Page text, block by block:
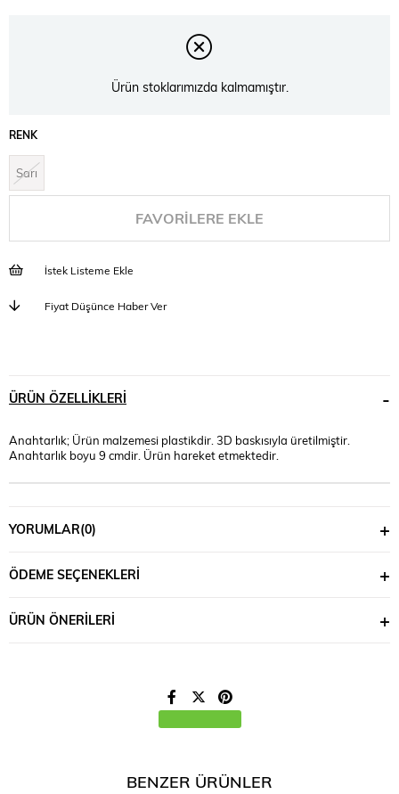
Ürün stoklarımızda kalmamıştır.
RENK
Sarı
FAVORILERE EKLE
İstek Listeme Ekle
Fiyat Düşünce Haber Ver
ÜRÜN ÖZELLIKLERI
Anahtarlık; Ürün malzemesi plastikdir. 3D baskısıyla üretilmiştir.
Anahtarlık boyu 9 cmdir. Ürün hareket etmektedir.
YORUMLAR(0)
ÖDEME SEÇENEKLERI
ÜRÜN ÖNERILERI
BENZER ÜRÜNLER